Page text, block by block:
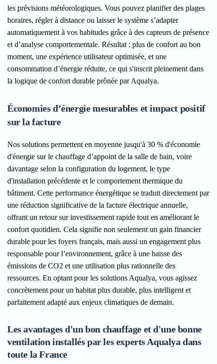
les prévisions météorologiques. Vous pouvez planifier des plages
horaires, régler à distance ou laisser le système s’adapter
automatiquement à vos habitudes grâce à des capteurs de présence
et d’analyse comportementale. Résultat : plus de confort au bon
moment, une expérience utilisateur optimisée, et une
consommation d’énergie réduite, ce qui s'inscrit pleinement dans
la logique de confort durable prônée par Aqualya.
Économies d’énergie mesurables et impact positif
sur la facture
Nos solutions permettent en moyenne jusqu'à 30 % d'économie
d'énergie sur le chauffage d’appoint de la salle de bain, voire
davantage selon la configuration du logement, le type
d'installation précédente et le comportement thermique du
bâtiment. Cette performance énergétique se traduit directement par
une réduction significative de la facture électrique annuelle,
offrant un retour sur investissement rapide tout en améliorant le
confort quotidien. Cela signifie non seulement un gain financier
durable pour les foyers français, mais aussi un engagement plus
responsable pour l’environnement, grâce à une baisse des
émissions de CO2 et une utilisation plus rationnelle des
ressources. En optant pour les solutions Aqualya, vous agissez
concrètement pour un habitat plus durable, plus intelligent et
parfaitement adapté aux enjeux climatiques de demain.
Les avantages d'un bon chauffage et d'une bonne
ventilation installés par les experts Aqualya dans
toute la France